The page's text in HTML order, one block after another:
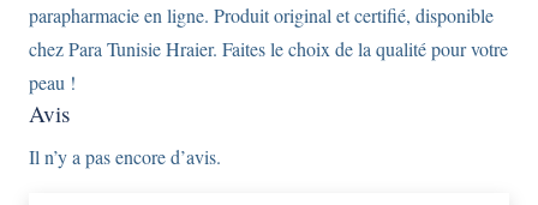
parapharmacie en ligne. Produit original et certifié, disponible
chez Para Tunisie Hraier. Faites le choix de la qualité pour votre
peau !
Avis
Il n’y a pas encore d’avis.